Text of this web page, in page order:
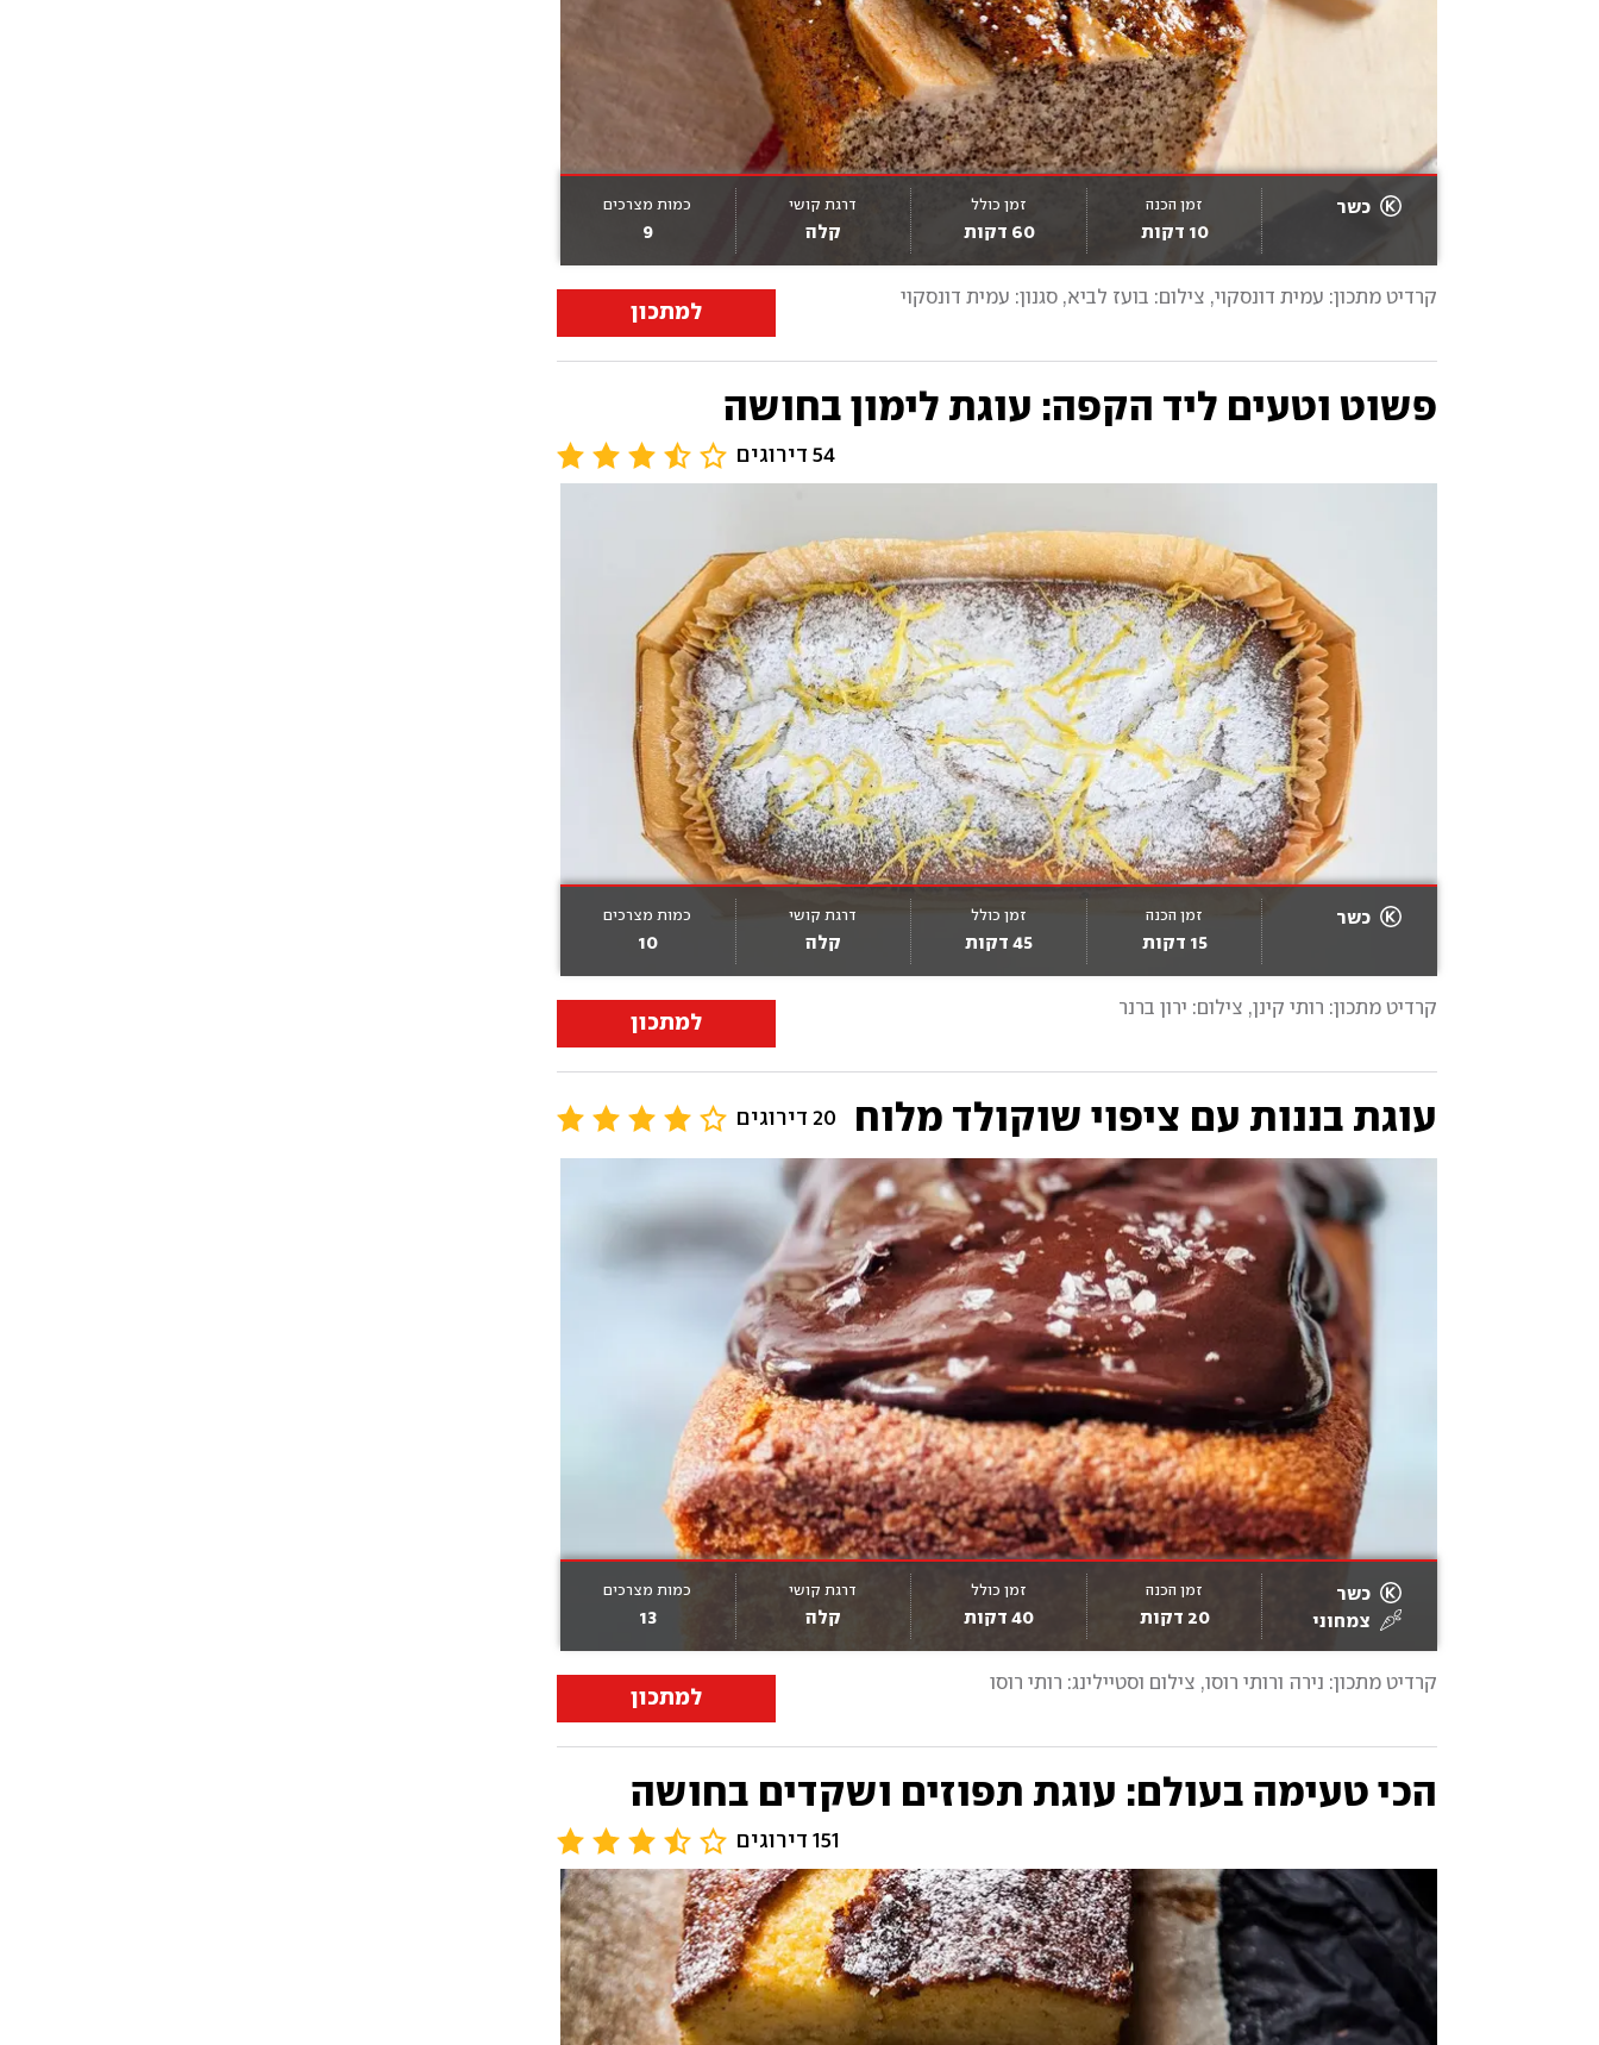
כשר זמן הכנה
10 דקות
זמן כולל
60 דקות
דרגת קושי
קלה
כמות מצרכים
9
קרדיט מתכון: עמית דונסקוי, צילום: בועז לביא, סגנון: עמית דונסקוי
למתכון
פשוט וטעים ליד הקפה: עוגת לימון בחושה
54 דירוגים
כשר זמן הכנה
15 דקות
זמן כולל
45 דקות
דרגת קושי
קלה
כמות מצרכים
10
קרדיט מתכון: רותי קינן, צילום: ירון ברנר
למתכון
עוגת בננות עם ציפוי שוקולד מלוח 20 דירוגים
כשר
צמחוני
זמן הכנה
20 דקות
זמן כולל
40 דקות
דרגת קושי
קלה
כמות מצרכים
13
קרדיט מתכון: נירה ורותי רוסו, צילום וסטיילינג: רותי רוסו
למתכון
הכי טעימה בעולם: עוגת תפוזים ושקדים בחושה
151 דירוגים